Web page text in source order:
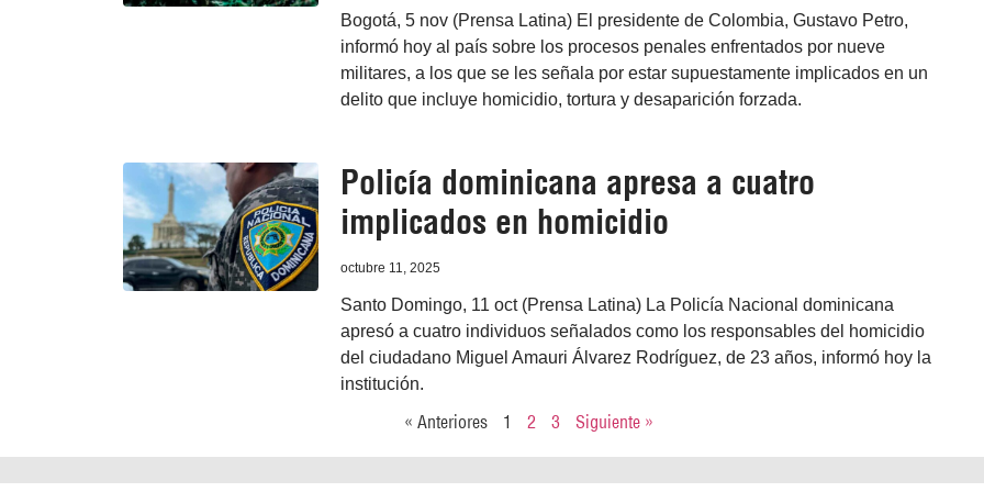
Bogotá, 5 nov (Prensa Latina) El presidente de Colombia, Gustavo Petro,
informó hoy al país sobre los procesos penales enfrentados por nueve
militares, a los que se les señala por estar supuestamente implicados en un
delito que incluye homicidio, tortura y desaparición forzada.
Policía dominicana apresa a cuatro
implicados en homicidio
octubre 11, 2025
Santo Domingo, 11 oct (Prensa Latina) La Policía Nacional dominicana
apresó a cuatro individuos señalados como los responsables del homicidio
del ciudadano Miguel Amauri Álvarez Rodríguez, de 23 años, informó hoy la
institución.
« Anteriores 1 2 3 Siguiente »